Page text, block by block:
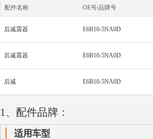
配件名称 OE号/品牌号
后减震器 E6B10-5NA0D
后减震器 E6B10-5NA0D
后减 E6B10-5NA0D
1、配件品牌：
适用车型